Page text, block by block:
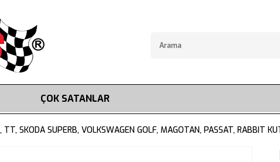
ÇOK SATANLAR
SKODA SUPERB, VOLKSWAGEN GOLF, MAGOTAN, PASSAT, RABBIT